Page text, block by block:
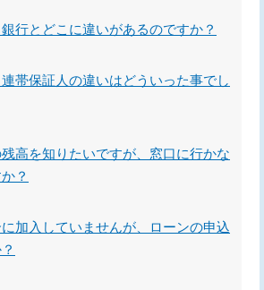
行とどこに違いがあるのですか？
帯保証人の違いはどういった事でし
高を知りたいですが、窓口に行かな
？
加入していませんが、ローンの申込